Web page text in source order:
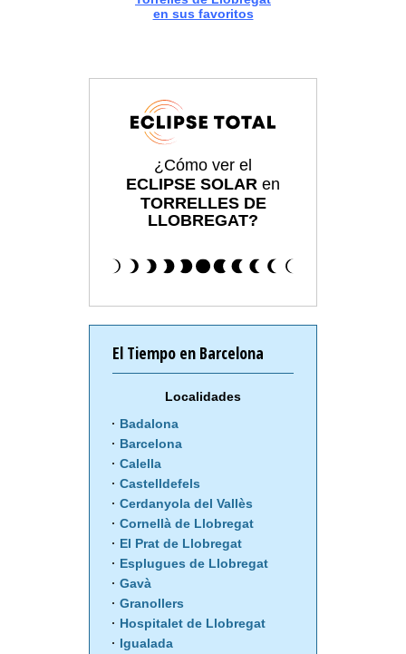
en sus favoritos
¿Cómo ver el
ECLIPSE SOLAR en
TORRELLES DE
LLOBREGAT?
El Tiempo en Barcelona
Localidades
Badalona
Barcelona
Calella
Castelldefels
Cerdanyola del Vallès
Cornellà de Llobregat
El Prat de Llobregat
Esplugues de Llobregat
Gavà
Granollers
Hospitalet de Llobregat
Igualada